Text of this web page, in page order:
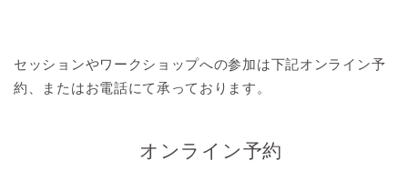
セッションやワークショップへの参加は下記オンライン予
約、またはお電話にて承っております。
オンライン予約